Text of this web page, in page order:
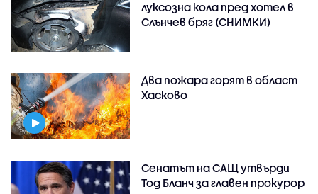
луксозна кола пред хотел в
Слънчев бряг (СНИМКИ)
Два пожара горят в област
Хасково
Сенатът на САЩ утвърди
Тод Бланч за главен прокурор